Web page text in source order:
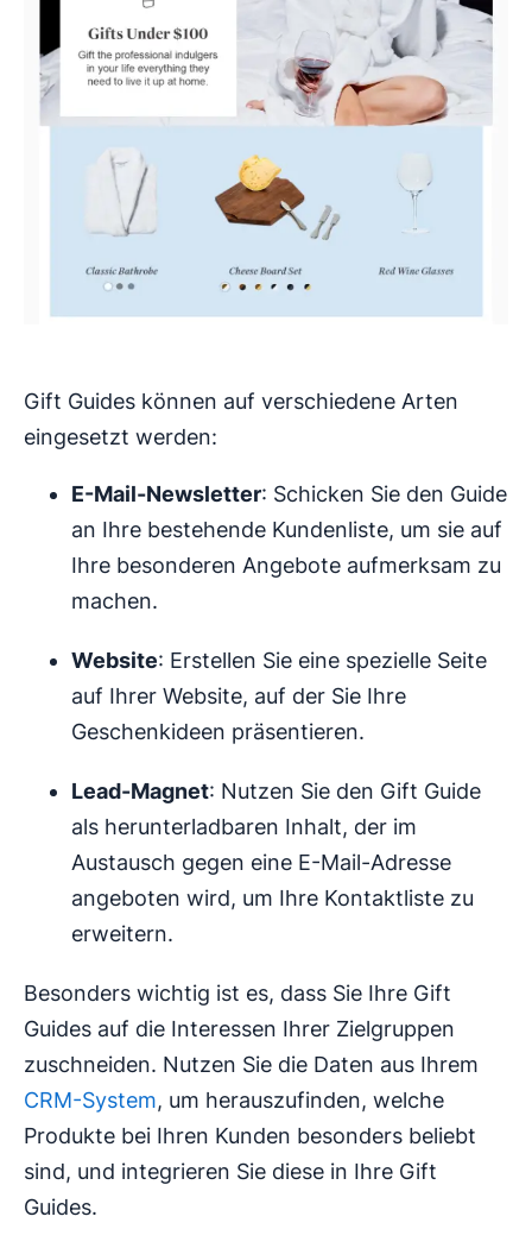
Gift Guides können auf verschiedene Arten
eingesetzt werden:
E-Mail-Newsletter: Schicken Sie den Guide
an Ihre bestehende Kundenliste, um sie auf
Ihre besonderen Angebote aufmerksam zu
machen.
Website: Erstellen Sie eine spezielle Seite
auf Ihrer Website, auf der Sie Ihre
Geschenkideen präsentieren.
Lead-Magnet: Nutzen Sie den Gift Guide
als herunterladbaren Inhalt, der im
Austausch gegen eine E-Mail-Adresse
angeboten wird, um Ihre Kontaktliste zu
erweitern.
Besonders wichtig ist es, dass Sie Ihre Gift
Guides auf die Interessen Ihrer Zielgruppen
zuschneiden. Nutzen Sie die Daten aus Ihrem
CRM-System, um herauszufinden, welche
Produkte bei Ihren Kunden besonders beliebt
sind, und integrieren Sie diese in Ihre Gift
Guides.